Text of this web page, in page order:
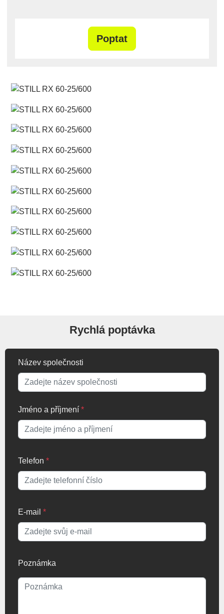
Poptat
Rychlá poptávka
Název společnosti
Jméno a příjmení *
Telefon *
E-mail *
Poznámka